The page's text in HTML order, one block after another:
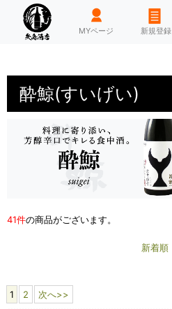
HOME MYページ 新規登録
酔鯨(すいげい)
41件の商品がございます。
新着順
1 2 次へ>>